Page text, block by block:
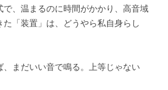
、温まるのに時間がかかり、高音域
「装置」は、どうやら私自身らし
まだいい音で鳴る。上等じゃない